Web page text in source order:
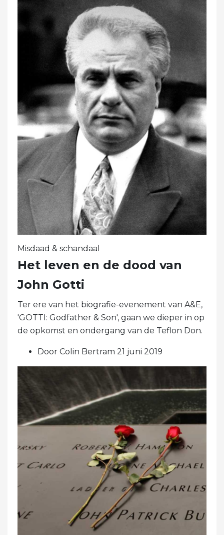
Misdaad & schandaal
Het leven en de dood van
John Gotti
Ter ere van het biografie-evenement van A&E,
'GOTTI: Godfather & Son', gaan we dieper in op
de opkomst en ondergang van de Teflon Don.
Door Colin Bertram 21 juni 2019